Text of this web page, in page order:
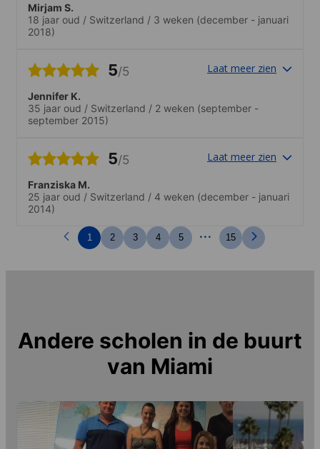
Mirjam S.
18 jaar oud / Switzerland / 3 weken (december - januari
2018)
5/5 Laat meer zien
Jennifer K.
35 jaar oud / Switzerland / 2 weken (september -
september 2015)
5/5 Laat meer zien
Franziska M.
25 jaar oud / Switzerland / 4 weken (december - januari
2014)
1 2 3 4 5 ... 15
Andere scholen in de buurt
van Miami